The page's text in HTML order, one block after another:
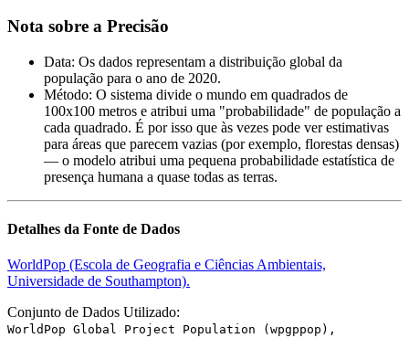
Nota sobre a Precisão
Data: Os dados representam a distribuição global da
população para o ano de 2020.
Método: O sistema divide o mundo em quadrados de
100x100 metros e atribui uma "probabilidade" de população a
cada quadrado. É por isso que às vezes pode ver estimativas
para áreas que parecem vazias (por exemplo, florestas densas)
— o modelo atribui uma pequena probabilidade estatística de
presença humana a quase todas as terras.
Detalhes da Fonte de Dados
WorldPop (Escola de Geografia e Ciências Ambientais,
Universidade de Southampton).
Conjunto de Dados Utilizado:
WorldPop Global Project Population (wpgppop),